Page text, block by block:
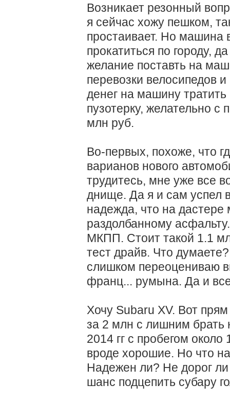
Возникает резонный
я сейчас хожу пешком,
простаивает. Но машина
прокатиться по городу,
желание поставть на
перевозки велосипедов
денег на машину
пузотерку, желательно
млн руб.
Во-первых, похоже, что
варианов нового
трудитесь, мне уже все
днище. Да я и сам успел
надежда, что на дастере
раздолбанному
МКПП. Стоит такой 1.1
тест драйв. Что
слишком переоцениваю
франц... румына. Да и
Хочу Subaru XV. Вот
за 2 млн с лишним брать
2014 гг с пробегом
вроде хорошие. Но что
Надежен ли? Не дорог
шанс подцепить субару